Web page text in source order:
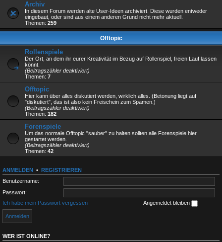
Archiv
In diesem Forum werden alte User-Ideen archiviert. Diese wurden entweder
eingebaut, oder sind aus einem anderen Grund nicht mehr aktuell.
Themen: 259
Offtopic
Rollenspiele
Der Ort, an dem ihr eurer Kreativität im Bezug auf Rollenspiel, freien Lauf lassen
könnt.
(Beitragszähler deaktiviert)
Themen: 7
Offtopic
Hier kann über alles diskutiert werden, wirklich alles. (Betonung liegt auf
"diskutiert", das ist also kein Freischein zum Spamen.)
(Beitragszähler deaktiviert)
Themen: 182
Forenspiele
Um das normale Offtopic "sauber" zu halten sollten alle Forenspiele hier
gestartet werden.
(Beitragszähler deaktiviert)
Themen: 42
ANMELDEN • REGISTRIEREN
Benutzername:
Passwort:
Ich habe mein Passwort vergessen
Angemeldet bleiben
WER IST ONLINE?